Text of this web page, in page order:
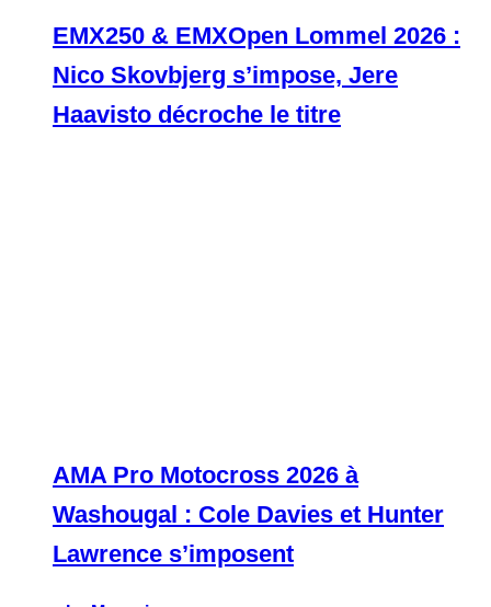
EMX250 & EMXOpen Lommel 2026 :
Nico Skovbjerg s’impose, Jere
Haavisto décroche le titre
AMA Pro Motocross 2026 à
Washougal : Cole Davies et Hunter
Lawrence s’imposent